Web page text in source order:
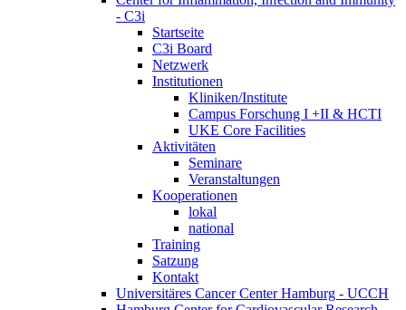
- C3i
Startseite
C3i Board
Netzwerk
Institutionen
Kliniken/Institute
Campus Forschung I +II & HCTI
UKE Core Facilities
Aktivitäten
Seminare
Veranstaltungen
Kooperationen
lokal
national
Training
Satzung
Kontakt
Universitäres Cancer Center Hamburg - UCCH